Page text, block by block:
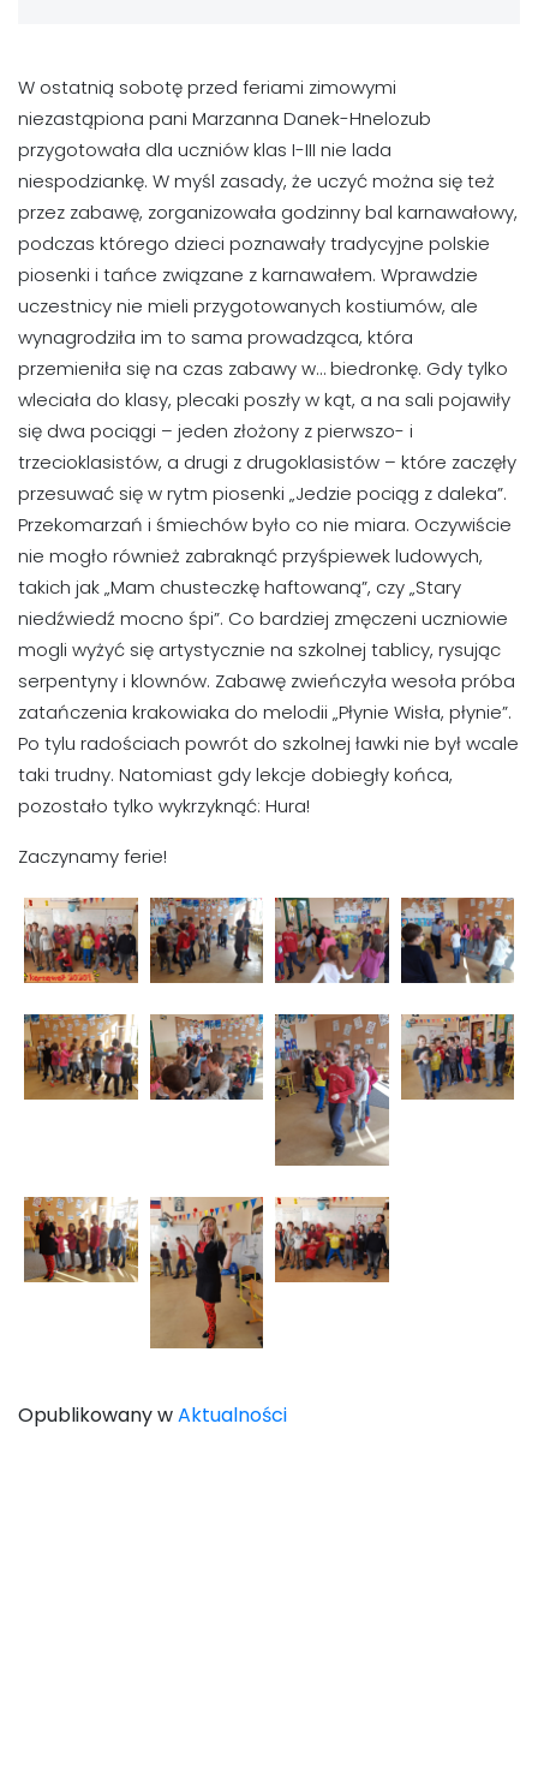
W ostatnią sobotę przed feriami zimowymi
niezastąpiona pani Marzanna Danek-Hnelozub
przygotowała dla uczniów klas I-III nie lada
niespodziankę. W myśl zasady, że uczyć można się też
przez zabawę, zorganizowała godzinny bal karnawałowy,
podczas którego dzieci poznawały tradycyjne polskie
piosenki i tańce związane z karnawałem. Wprawdzie
uczestnicy nie mieli przygotowanych kostiumów, ale
wynagrodziła im to sama prowadząca, która
przemieniła się na czas zabawy w… biedronkę. Gdy tylko
wleciała do klasy, plecaki poszły w kąt, a na sali pojawiły
się dwa pociągi – jeden złożony z pierwszo- i
trzecioklasistów, a drugi z drugoklasistów – które zaczęły
przesuwać się w rytm piosenki „Jedzie pociąg z daleka”.
Przekomarzań i śmiechów było co nie miara. Oczywiście
nie mogło również zabraknąć przyśpiewek ludowych,
takich jak „Mam chusteczkę haftowaną”, czy „Stary
niedźwiedź mocno śpi”. Co bardziej zmęczeni uczniowie
mogli wyżyć się artystycznie na szkolnej tablicy, rysując
serpentyny i klownów. Zabawę zwieńczyła wesoła próba
zatańczenia krakowiaka do melodii „Płynie Wisła, płynie”.
Po tylu radościach powrót do szkolnej ławki nie był wcale
taki trudny. Natomiast gdy lekcje dobiegły końca,
pozostało tylko wykrzyknąć: Hura!
Zaczynamy ferie!
Opublikowany wAktualności